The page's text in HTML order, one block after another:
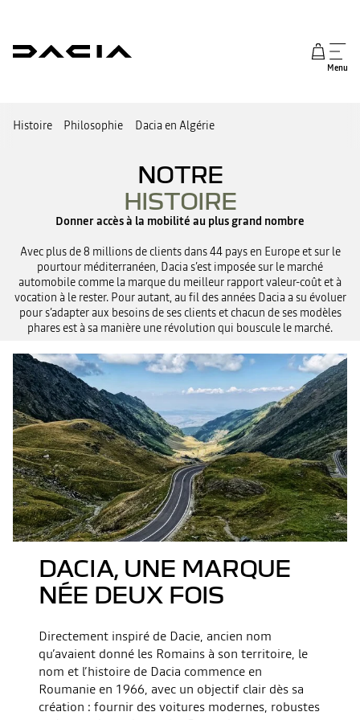
Menu
Histoire Philosophie Dacia en Algérie
NOTRE
HISTOIRE
Donner accès à la mobilité au plus grand nombre
Avec plus de 8 millions de clients dans 44 pays en Europe et sur le
pourtour méditerranéen, Dacia s’est imposée sur le marché
automobile comme la marque du meilleur rapport valeur-coût et à
vocation à le rester. Pour autant, au fil des années Dacia a su évoluer
pour s’adapter aux besoins de ses clients et chacun de ses modèles
phares est à sa manière une révolution qui bouscule le marché.
DACIA, UNE MARQUE
NÉE DEUX FOIS
Directement inspiré de Dacie, ancien nom
qu’avaient donné les Romains à son territoire, le
nom et l’histoire de Dacia commence en
Roumanie en 1966, avec un objectif clair dès sa
création : fournir des voitures modernes, robustes